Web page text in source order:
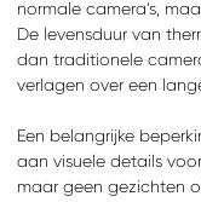
normale camera’s,
De levensduur van
dan traditionele
verlagen over een
Een belangrijke
aan visuele details
maar geen gezichten